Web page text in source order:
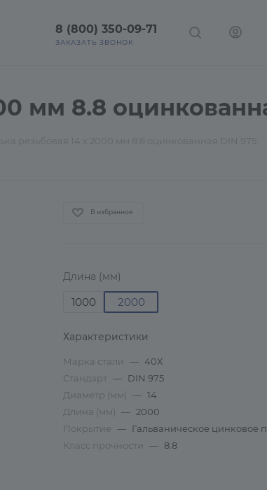
8 (800) 350-09-71
ЗАКАЗАТЬ ЗВОНОК
мм 8.8
В избранное
Длина (мм)
1000 2000
Характеристики
Марка стали — 40Х
Стандарт — DIN 975
Диаметр (мм) — 14
Длина (мм) — 2000
Покрытие — Гальваническое цинковое
Класс прочности
— 8.8